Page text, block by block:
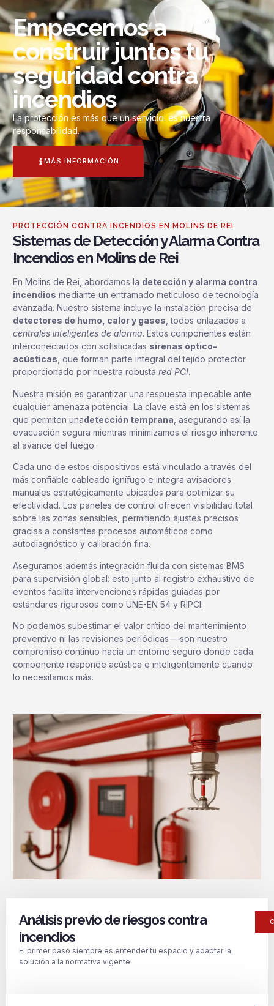
Empecemos a
construir juntos tu
seguridad contra
incendios
La protección es más que un servicio: es nuestra
responsabilidad.
MÁS INFORMACIÓN
PROTECCIÓN CONTRA INCENDIOS EN MOLINS DE REI
Sistemas de Detección y Alarma Contra
Incendios en Molins de Rei
En Molins de Rei, abordamos la detección y alarma contra
incendios mediante un entramado meticuloso de tecnología
avanzada. Nuestro sistema incluye la instalación precisa de
detectores de humo, calor y gases, todos enlazados a
centrales inteligentes de alarma. Estos componentes están
interconectados con sofisticadas sirenas óptico-
acústicas, que forman parte integral del tejido protector
proporcionado por nuestra robusta red PCI.
Nuestra misión es garantizar una respuesta impecable ante
cualquier amenaza potencial. La clave está en los sistemas
que permiten unadetección temprana , asegurando así la
evacuación segura mientras minimizamos el riesgo inherente
al avance del fuego.
Cada uno de estos dispositivos está vinculado a través del
más confiable cableado ignífugo e integra avisadores
manuales estratégicamente ubicados para optimizar su
efectividad. Los paneles de control ofrecen visibilidad total
sobre las zonas sensibles, permitiendo ajustes precisos
gracias a constantes procesos automáticos como
autodiagnóstico y calibración fina.
Aseguramos además integración fluida con sistemas BMS
para supervisión global: esto junto al registro exhaustivo de
eventos facilita intervenciones rápidas guiadas por
estándares rigurosos como UNE-EN 54 y RIPCI.
No podemos subestimar el valor crítico del mantenimiento
preventivo ni las revisiones periódicas —son nuestro
compromiso continuo hacia un entorno seguro donde cada
componente responde acústica e inteligentemente cuando
lo necesitamos más.
Análisis previo de riesgos contra
incendios
El primer paso siempre es entender tu espacio y adaptar la
solución a la normativa vigente.